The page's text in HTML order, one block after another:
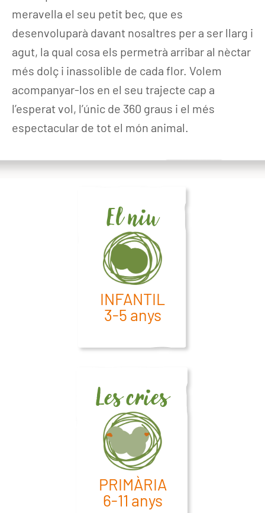
meravella el seu petit bec, que es
desenvoluparà davant nosaltres per a ser llarg i
agut, la qual cosa els permetrà arribar al nèctar
més dolç i inassolible de cada flor. Volem
acompanyar-los en el seu trajecte cap a
l’esperat vol, l’únic de 360 graus i el més
espectacular de tot el món animal.
El niu
INFANTIL
3-5 anys
Les cries
PRIMÀRIA
6-11 anys